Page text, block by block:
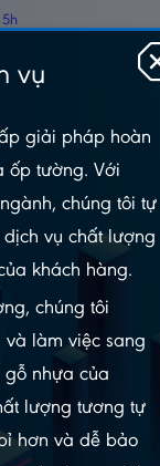
NGOÀI TRỜI
– DÀI
vụ
giải pháp hoàn
ốp tường. Với
chúng tôi tự
vụ chất lượng
khách hàng.
chúng tôi
làm việc sang
gỗ nhựa của
lượng tương tự
hơn và dễ bảo